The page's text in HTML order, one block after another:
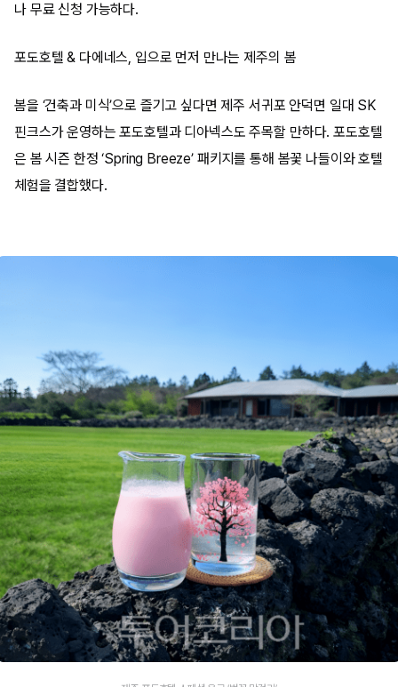
나 무료 신청 가능하다.
포도호텔 & 다에네스, 입으로 먼저 만나는 제주의 봄
봄을 ‘건축과 미식’으로 즐기고 싶다면 제주 서귀포 안덕면 일대 SK
핀크스가 운영하는 포도호텔과 디아넥스도 주목할 만하다. 포도호텔
은 봄 시즌 한정 ‘Spring Breeze’ 패키지를 통해 봄꽃 나들이와 호텔
체험을 결합했다.